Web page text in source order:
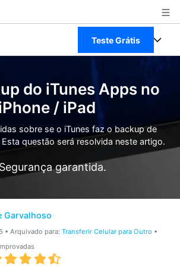
Teste Grátis
do iTunes Apps no
/ iPad
sobre se o iTunes faz o backup de
questão será resolvida neste artigo.
Segurança garantida.
Garvalhoso
• Arquivado para: Transferir Celular para Outro •